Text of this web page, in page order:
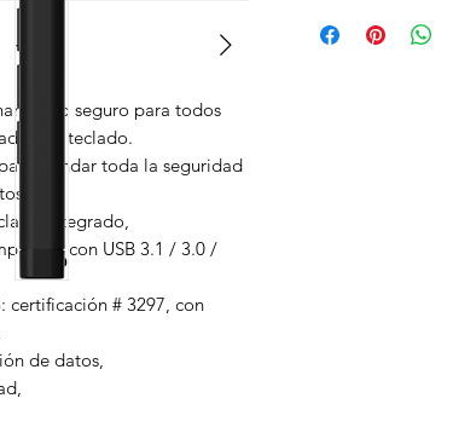
seguro para todos
con teclado.
brindar toda la seguridad
integrado,
con USB 3.1 / 3.0 /
certificación # 3297, con
de datos,